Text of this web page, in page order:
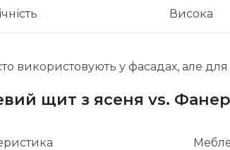
Висока
використовують у фасадах, але
щит з ясеня vs.